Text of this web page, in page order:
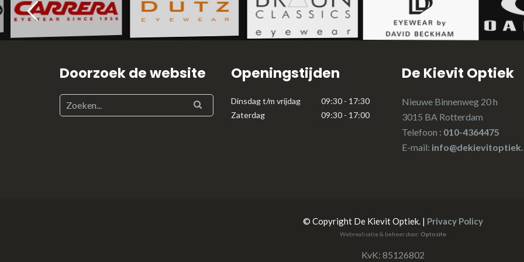
Doorzoek de website Openingstijden
Dinsdag t/m vrijdag
09:30 - 17:30
Zaterdag
09:30 - 17:00
De Kievit Optiek
Nieuwe Binnenweg 20 h
3015 BA Rotterdam
Telefoon : 010-4364475
E-mail:
© Copyright De Kievit Optiek. | Privacy Policy
Webrealisatie & beheer door: Optosite
KvK: 85126802